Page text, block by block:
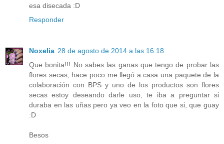
esa disecada :D
Responder
Noxelia 28 de agosto de 2014 a las 16:18
Que bonita!!! No sabes las ganas que tengo de probar las
flores secas, hace poco me llegó a casa una paquete de la
colaboración con BPS y uno de los productos son flores
secas estoy deseando darle uso, te iba a preguntar si
duraba en las uñas pero ya veo en la foto que si, que guay
:D
Besos